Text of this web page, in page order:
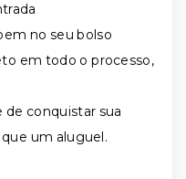
no seu bolso
em todo o processo,
de conquistar sua
um aluguel.